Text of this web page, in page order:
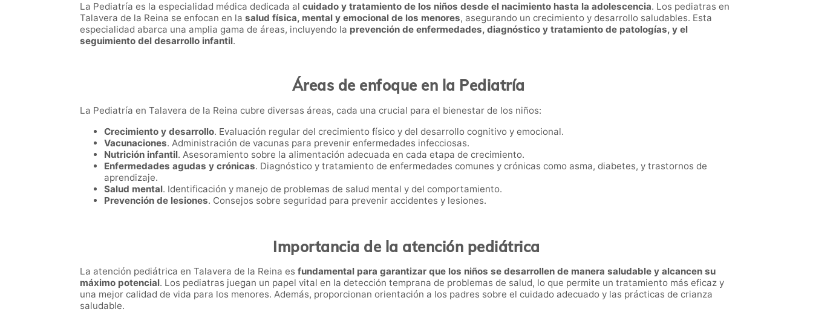
La Pediatría es la especialidad médica dedicada al cuidado y tratamiento de los niños desde el nacimiento hasta la adolescencia. Los pediatras en
Talavera de la Reina se enfocan en la salud física, mental y emocional de los menores, asegurando un crecimiento y desarrollo saludables. Esta
especialidad abarca una amplia gama de áreas, incluyendo la prevención de enfermedades, diagnóstico y tratamiento de patologías, y el
seguimiento del desarrollo infantil.
Áreas de enfoque en la Pediatría
La Pediatría en Talavera de la Reina cubre diversas áreas, cada una crucial para el bienestar de los niños:
Crecimiento y desarrollo. Evaluación regular del crecimiento físico y del desarrollo cognitivo y emocional.
Vacunaciones. Administración de vacunas para prevenir enfermedades infecciosas.
Nutrición infantil. Asesoramiento sobre la alimentación adecuada en cada etapa de crecimiento.
Enfermedades agudas y crónicas. Diagnóstico y tratamiento de enfermedades comunes y crónicas como asma, diabetes, y trastornos de
aprendizaje.
Salud mental. Identificación y manejo de problemas de salud mental y del comportamiento.
Prevención de lesiones. Consejos sobre seguridad para prevenir accidentes y lesiones.
Importancia de la atención pediátrica
La atención pediátrica en Talavera de la Reina es fundamental para garantizar que los niños se desarrollen de manera saludable y alcancen su
máximo potencial. Los pediatras juegan un papel vital en la detección temprana de problemas de salud, lo que permite un tratamiento más eficaz y
una mejor calidad de vida para los menores. Además, proporcionan orientación a los padres sobre el cuidado adecuado y las prácticas de crianza
saludable.